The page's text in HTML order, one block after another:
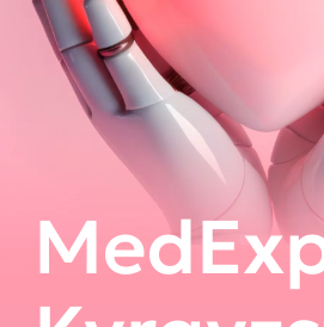
MedExpo
Kyrgyzstan
2027
21-я Международная
специализированная
выставка здравоохранения